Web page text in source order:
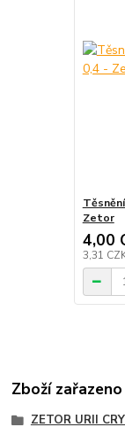
Zetor
4,00
3,31
Zboží
ZETOR URII